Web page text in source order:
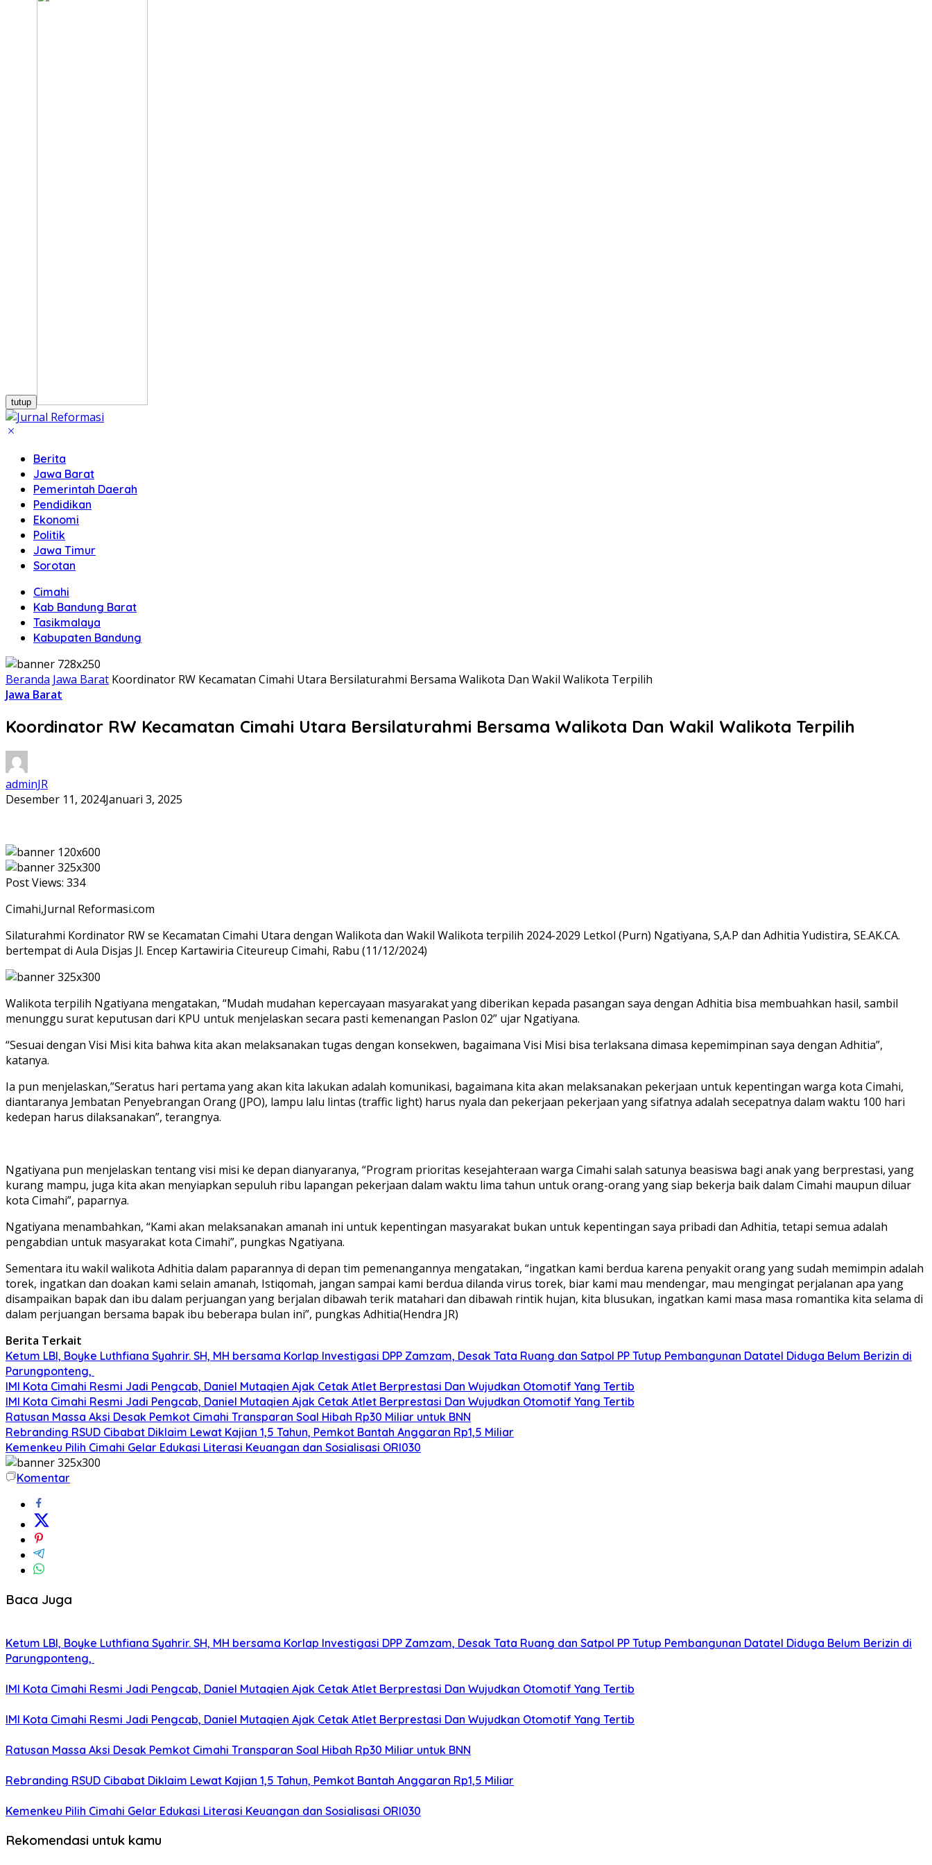
tutup
Berita
Jawa Barat
Pemerintah Daerah
Pendidikan
Ekonomi
Politik
Jawa Timur
Sorotan
Cimahi
Kab Bandung Barat
Tasikmalaya
Kabupaten Bandung
Beranda Jawa Barat Koordinator RW Kecamatan Cimahi Utara Bersilaturahmi Bersama Walikota Dan Wakil Walikota Terpilih
Jawa Barat
Koordinator RW Kecamatan Cimahi Utara Bersilaturahmi Bersama Walikota Dan Wakil Walikota Terpilih
adminJR
Desember 11, 2024Januari 3, 2025
Post Views: 334
Cimahi,Jurnal Reformasi.com
Silaturahmi Kordinator RW se Kecamatan Cimahi Utara dengan Walikota dan Wakil Walikota terpilih 2024-2029 Letkol (Purn) Ngatiyana, S,A.P dan Adhitia Yudistira, SE.AK.CA.
bertempat di Aula Disjas Jl. Encep Kartawiria Citeureup Cimahi, Rabu (11/12/2024)
Walikota terpilih Ngatiyana mengatakan, “Mudah mudahan kepercayaan masyarakat yang diberikan kepada pasangan saya dengan Adhitia bisa membuahkan hasil, sambil
menunggu surat keputusan dari KPU untuk menjelaskan secara pasti kemenangan Paslon 02” ujar Ngatiyana.
“Sesuai dengan Visi Misi kita bahwa kita akan melaksanakan tugas dengan konsekwen, bagaimana Visi Misi bisa terlaksana dimasa kepemimpinan saya dengan Adhitia”,
katanya.
Ia pun menjelaskan,”Seratus hari pertama yang akan kita lakukan adalah komunikasi, bagaimana kita akan melaksanakan pekerjaan untuk kepentingan warga kota Cimahi,
diantaranya Jembatan Penyebrangan Orang (JPO), lampu lalu lintas (traffic light) harus nyala dan pekerjaan pekerjaan yang sifatnya adalah secepatnya dalam waktu 100 hari
kedepan harus dilaksanakan”, terangnya.
Ngatiyana pun menjelaskan tentang visi misi ke depan dianyaranya, “Program prioritas kesejahteraan warga Cimahi salah satunya beasiswa bagi anak yang berprestasi, yang
kurang mampu, juga kita akan menyiapkan sepuluh ribu lapangan pekerjaan dalam waktu lima tahun untuk orang-orang yang siap bekerja baik dalam Cimahi maupun diluar
kota Cimahi”, paparnya.
Ngatiyana menambahkan, “Kami akan melaksanakan amanah ini untuk kepentingan masyarakat bukan untuk kepentingan saya pribadi dan Adhitia, tetapi semua adalah
pengabdian untuk masyarakat kota Cimahi”, pungkas Ngatiyana.
Sementara itu wakil walikota Adhitia dalam paparannya di depan tim pemenangannya mengatakan, “ingatkan kami berdua karena penyakit orang yang sudah memimpin adalah
torek, ingatkan dan doakan kami selain amanah, Istiqomah, jangan sampai kami berdua dilanda virus torek, biar kami mau mendengar, mau mengingat perjalanan apa yang
disampaikan bapak dan ibu dalam perjuangan yang berjalan dibawah terik matahari dan dibawah rintik hujan, kita blusukan, ingatkan kami masa masa romantika kita selama di
dalam perjuangan bersama bapak ibu beberapa bulan ini”, pungkas Adhitia(Hendra JR)
Berita Terkait
Ketum LBI, Boyke Luthfiana Syahrir. SH, MH bersama Korlap Investigasi DPP Zamzam, Desak Tata Ruang dan Satpol PP Tutup Pembangunan Datatel Diduga Belum Berizin di
Parungponteng,
IMI Kota Cimahi Resmi Jadi Pengcab, Daniel Mutaqien Ajak Cetak Atlet Berprestasi Dan Wujudkan Otomotif Yang Tertib
IMI Kota Cimahi Resmi Jadi Pengcab, Daniel Mutaqien Ajak Cetak Atlet Berprestasi Dan Wujudkan Otomotif Yang Tertib
Ratusan Massa Aksi Desak Pemkot Cimahi Transparan Soal Hibah Rp30 Miliar untuk BNN
Rebranding RSUD Cibabat Diklaim Lewat Kajian 1,5 Tahun, Pemkot Bantah Anggaran Rp1,5 Miliar
Kemenkeu Pilih Cimahi Gelar Edukasi Literasi Keuangan dan Sosialisasi ORI030
Komentar
Baca Juga
Ketum LBI, Boyke Luthfiana Syahrir. SH, MH bersama Korlap Investigasi DPP Zamzam, Desak Tata Ruang dan Satpol PP Tutup Pembangunan Datatel Diduga Belum Berizin di
Parungponteng,
IMI Kota Cimahi Resmi Jadi Pengcab, Daniel Mutaqien Ajak Cetak Atlet Berprestasi Dan Wujudkan Otomotif Yang Tertib
IMI Kota Cimahi Resmi Jadi Pengcab, Daniel Mutaqien Ajak Cetak Atlet Berprestasi Dan Wujudkan Otomotif Yang Tertib
Ratusan Massa Aksi Desak Pemkot Cimahi Transparan Soal Hibah Rp30 Miliar untuk BNN
Rebranding RSUD Cibabat Diklaim Lewat Kajian 1,5 Tahun, Pemkot Bantah Anggaran Rp1,5 Miliar
Kemenkeu Pilih Cimahi Gelar Edukasi Literasi Keuangan dan Sosialisasi ORI030
Rekomendasi untuk kamu